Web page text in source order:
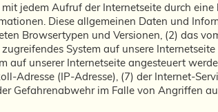
jedem Aufruf der Internetseite durch
Diese allgemeinen Daten und
Browsertypen und Versionen, (2) das
System auf unsere
auf unserer Internetseite angesteuert
Adresse (IP-Adresse), (7) der Internet-
Gefahrenabwehr im Falle von Angriffen